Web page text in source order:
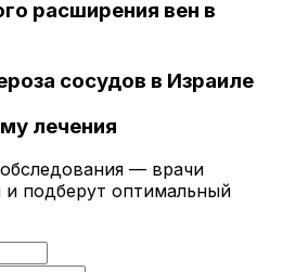
расширения вен в
сосудов в Израиле
лечения
— врачи
и подберут оптимальный